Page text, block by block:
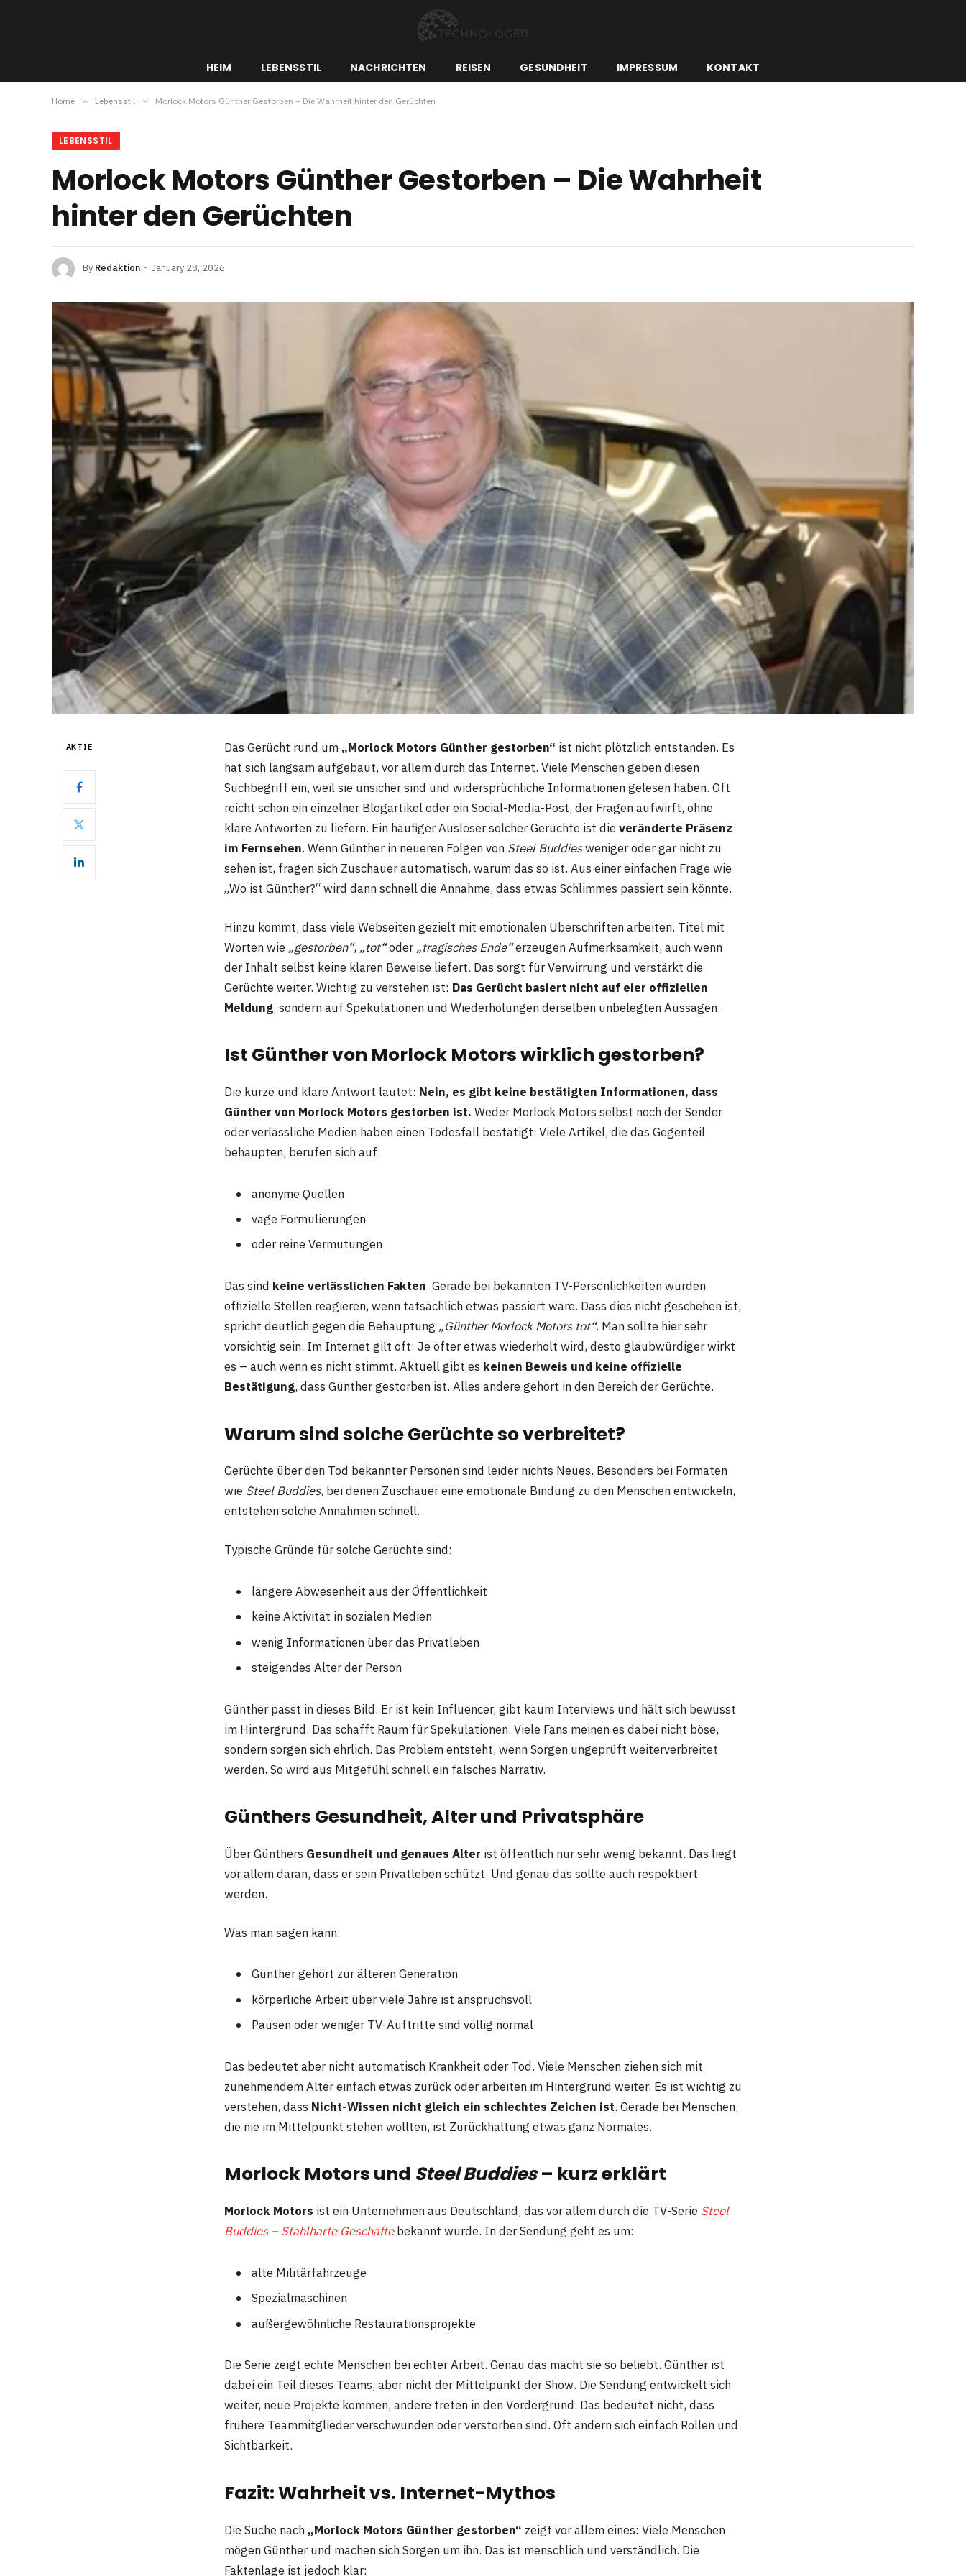
HEIM LEBENSSTIL NACHRICHTEN REISEN GESUNDHEIT IMPRESSUM KONTAKT
Home » Lebensstil » Morlock Motors Günther Gestorben – Die Wahrheit hinter den Gerüchten
LEBENSSTIL
Morlock Motors Günther Gestorben – Die Wahrheit
hinter den Gerüchten
By Redaktion January 28, 2026
AKTIE Das Gerücht rund um „Morlock Motors Günther gestorben“ ist nicht plötzlich entstanden. Es
hat sich langsam aufgebaut, vor allem durch das Internet. Viele Menschen geben diesen
Suchbegriff ein, weil sie unsicher sind und widersprüchliche Informationen gelesen haben. Oft
reicht schon ein einzelner Blogartikel oder ein Social-Media-Post, der Fragen aufwirft, ohne
klare Antworten zu liefern. Ein häufiger Auslöser solcher Gerüchte ist die veränderte Präsenz
im Fernsehen. Wenn Günther in neueren Folgen von Steel Buddiesweniger oder gar nicht zu
sehen ist, fragen sich Zuschauer automatisch, warum das so ist. Aus einer einfachen Frage wie
„Wo ist Günther?“ wird dann schnell die Annahme, dass etwas Schlimmes passiert sein könnte.
Hinzu kommt, dass viele Webseiten gezielt mit emotionalen Überschriften arbeiten. Titel mit
Worten wie „gestorben“, „tot“oder„tragisches Ende“erzeugen Aufmerksamkeit, auch wenn
der Inhalt selbst keine klaren Beweise liefert. Das sorgt für Verwirrung und verstärkt die
Gerüchte weiter. Wichtig zu verstehen ist: Das Gerücht basiert nicht auf eier offiziellen
Meldung, sondern auf Spekulationen und Wiederholungen derselben unbelegten Aussagen.
Ist Günther von Morlock Motors wirklich gestorben?
Die kurze und klare Antwort lautet: Nein, es gibt keine bestätigten Informationen, dass
Günther von Morlock Motors gestorben ist. Weder Morlock Motors selbst noch der Sender
oder verlässliche Medien haben einen Todesfall bestätigt. Viele Artikel, die das Gegenteil
behaupten, berufen sich auf:
anonyme Quellen
vage Formulierungen
oder reine Vermutungen
Das sind keine verlässlichen Fakten. Gerade bei bekannten TV-Persönlichkeiten würden
offizielle Stellen reagieren, wenn tatsächlich etwas passiert wäre. Dass dies nicht geschehen ist,
spricht deutlich gegen die Behauptung „Günther Morlock Motors tot“. Man sollte hier sehr
vorsichtig sein. Im Internet gilt oft: Je öfter etwas wiederholt wird, desto glaubwürdiger wirkt
es – auch wenn es nicht stimmt. Aktuell gibt es keinen Beweis und keine offizielle
Bestätigung, dass Günther gestorben ist. Alles andere gehört in den Bereich der Gerüchte.
Warum sind solche Gerüchte so verbreitet?
Gerüchte über den Tod bekannter Personen sind leider nichts Neues. Besonders bei Formaten
wie Steel Buddies, bei denen Zuschauer eine emotionale Bindung zu den Menschen entwickeln,
entstehen solche Annahmen schnell.
Typische Gründe für solche Gerüchte sind:
längere Abwesenheit aus der Öffentlichkeit
keine Aktivität in sozialen Medien
wenig Informationen über das Privatleben
steigendes Alter der Person
Günther passt in dieses Bild. Er ist kein Influencer, gibt kaum Interviews und hält sich bewusst
im Hintergrund. Das schafft Raum für Spekulationen. Viele Fans meinen es dabei nicht böse,
sondern sorgen sich ehrlich. Das Problem entsteht, wenn Sorgen ungeprüft weiterverbreitet
werden. So wird aus Mitgefühl schnell ein falsches Narrativ.
Günthers Gesundheit, Alter und Privatsphäre
Über Günthers Gesundheit und genaues Alter ist öffentlich nur sehr wenig bekannt. Das liegt
vor allem daran, dass er sein Privatleben schützt. Und genau das sollte auch respektiert
werden.
Was man sagen kann:
Günther gehört zur älteren Generation
körperliche Arbeit über viele Jahre ist anspruchsvoll
Pausen oder weniger TV-Auftritte sind völlig normal
Das bedeutet aber nicht automatisch Krankheit oder Tod. Viele Menschen ziehen sich mit
zunehmendem Alter einfach etwas zurück oder arbeiten im Hintergrund weiter. Es ist wichtig zu
verstehen, dass Nicht-Wissen nicht gleich ein schlechtes Zeichen ist. Gerade bei Menschen,
die nie im Mittelpunkt stehen wollten, ist Zurückhaltung etwas ganz Normales.
Morlock Motors und Steel Buddies– kurz erklärt
Morlock Motors ist ein Unternehmen aus Deutschland, das vor allem durch die TV-Serie Steel
Buddies – Stahlharte Geschäftebekannt wurde. In der Sendung geht es um:
alte Militärfahrzeuge
Spezialmaschinen
außergewöhnliche Restaurationsprojekte
Die Serie zeigt echte Menschen bei echter Arbeit. Genau das macht sie so beliebt. Günther ist
dabei ein Teil dieses Teams, aber nicht der Mittelpunkt der Show. Die Sendung entwickelt sich
weiter, neue Projekte kommen, andere treten in den Vordergrund. Das bedeutet nicht, dass
frühere Teammitglieder verschwunden oder verstorben sind. Oft ändern sich einfach Rollen und
Sichtbarkeit.
Fazit: Wahrheit vs. Internet-Mythos
Die Suche nach „Morlock Motors Günther gestorben“ zeigt vor allem eines: Viele Menschen
mögen Günther und machen sich Sorgen um ihn. Das ist menschlich und verständlich. Die
Faktenlage ist jedoch klar: